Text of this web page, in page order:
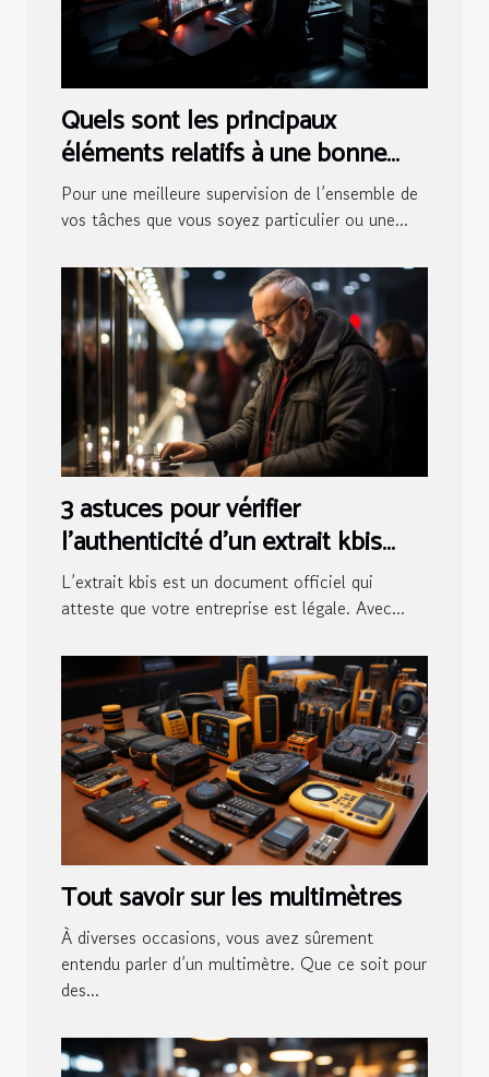
Quels sont les principaux
éléments relatifs à une bonne
salle de contrôle ?
Pour une meilleure supervision de l’ensemble de
vos tâches que vous soyez particulier ou une...
3 astuces pour vérifier
l’authenticité d’un extrait kbis
numérique
L’extrait kbis est un document officiel qui
atteste que votre entreprise est légale. Avec...
Tout savoir sur les multimètres
À diverses occasions, vous avez sûrement
entendu parler d’un multimètre. Que ce soit pour
des...